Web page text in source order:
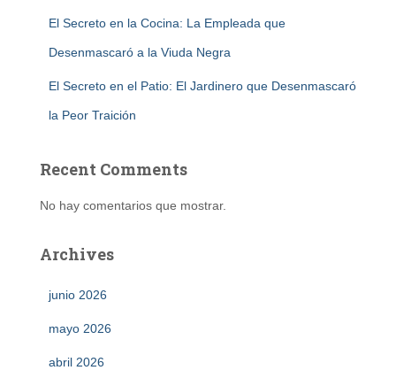
El Secreto en la Cocina: La Empleada que
Desenmascaró a la Viuda Negra
El Secreto en el Patio: El Jardinero que Desenmascaró
la Peor Traición
Recent Comments
No hay comentarios que mostrar.
Archives
junio 2026
mayo 2026
abril 2026